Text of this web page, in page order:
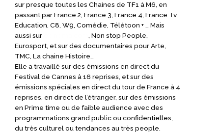
sur presque toutes les Chaines de TF1 à M6, en
passant par France 2, France 3, France 4, France Tv
Education, C8, W9, Comédie, Télétoon + … Mais
aussi sur
, Non stop People,
Eurosport, et sur des documentaires pour Arte,
TMC, La chaine Histoire…
Elle a travaillé sur des émissions en direct du
Festival de Cannes à 16 reprises, et sur des
émissions spéciales en direct du tour de France à 4
reprises, en direct de l’étranger, sur des émissions
en Prime time ou de faible audience avec des
programmations grand public ou confidentielles,
du très culturel ou tendances au très people.